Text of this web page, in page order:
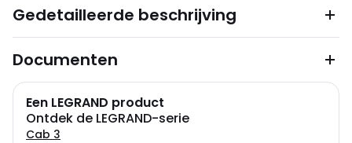
Gedetailleerde beschrijving
Documenten
Een LEGRAND product
Ontdek de LEGRAND-serie
Cab 3